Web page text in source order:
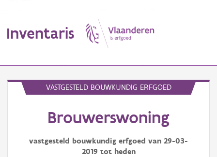
Inventaris
Aanduidingsobject
VASTGESTELD BOUWKUNDIG ERFGOED
Brouwerswoning
vastgesteld bouwkundig erfgoed van 29-03-
2019 tot heden